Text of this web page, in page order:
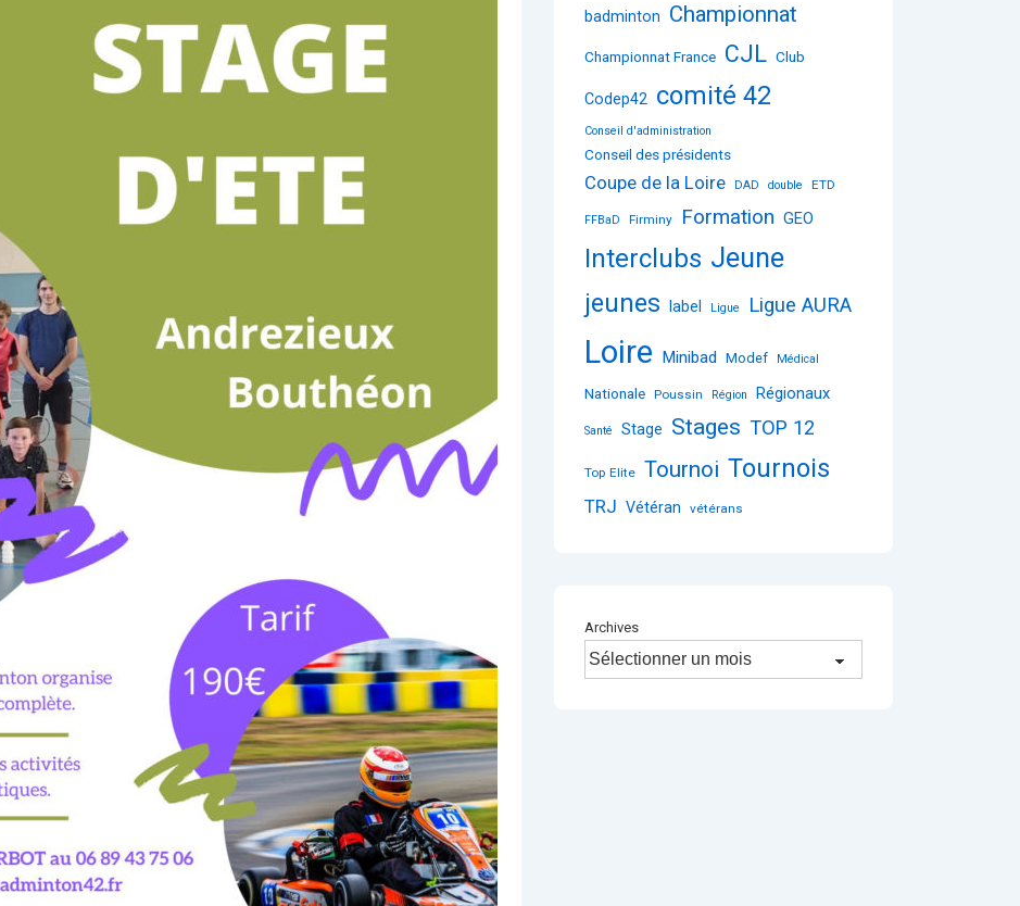
badminton Championnat
Championnat France CJL Club
Codep42 comité 42
Conseil d'administration
Conseil des présidents
Coupe de la Loire DAD double ETD
FFBaD Firminy Formation GEO
Interclubs Jeune
jeunes label Ligue Ligue AURA
Loire Minibad Modef Médical
Nationale Poussin Région Régionaux
Santé Stage Stages TOP 12
Top Elite Tournoi Tournois
TRJ Vétéran vétérans
Archives